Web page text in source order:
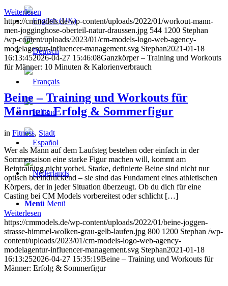
Menü Menü
Weiterlesen
https://cmmodels.de/wp-content/uploads/2022/01/workout-mann-
men-jogginghose-oberteil-natur-draussen.jpg 544 1200 Stephan
/wp-content/uploads/2023/01/cm-models-logo-web-agency-
modelagentur-influencer-management.svg Stephan2021-01-18
16:13:452026-04-27 15:46:08Ganzkörper – Training und Workouts
für Männer: 10 Minuten & Kalorienverbrauch
Beine – Training und Workouts für
Männer: Erfolg & Sommerfigur
in Fitness, Stadt
Wer als Mann auf dem Laufsteg bestehen oder einfach in der
Sommersaison eine starke Figur machen will, kommt am
Beintraining nicht vorbei. Starke, definierte Beine sind nicht nur
optisch beeindruckend – sie sind das Fundament eines athletischen
Körpers, der in jeder Situation überzeugt. Ob du dich für eine
Casting bei CM Models vorbereitest oder schlicht […]
Weiterlesen
https://cmmodels.de/wp-content/uploads/2022/01/beine-joggen-
strasse-himmel-wolken-grau-gelb-laufen.jpg 800 1200 Stephan /wp-
content/uploads/2023/01/cm-models-logo-web-agency-
modelagentur-influencer-management.svg Stephan2021-01-18
16:13:252026-04-27 15:35:19Beine – Training und Workouts für
Männer: Erfolg & Sommerfigur